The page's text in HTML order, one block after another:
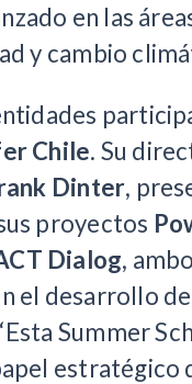
en las
y cambio
Chile. Su
Dinter,
proyectos
Dialog,
el desarrollo
Summer
estratégico